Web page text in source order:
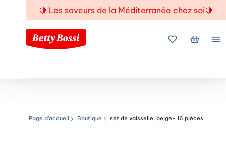
🍋 Les saveurs de la Méditerranée chez soi🍋
Mes favoris
Mon
Chemin de navigation
Page d’accueil Boutique set de vaisselle, beige- 16 pièces